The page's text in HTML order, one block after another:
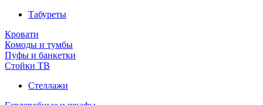
Табуреты
Кровати
Комоды и тумбы
Пуфы и банкетки
Стойки ТВ
Стеллажи